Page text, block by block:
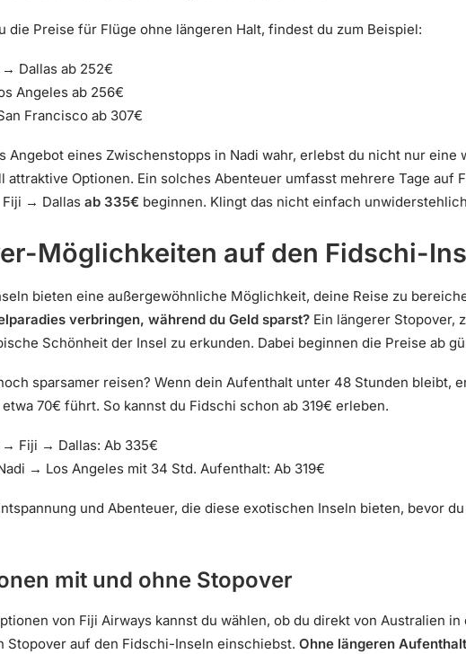
die Preise für Flüge ohne längeren Halt, findest du zum Beispiel:
Dallas ab 252€
Angeles ab 256€
Francisco ab 307€
Angebot eines Zwischenstopps in Nadi wahr, erlebst du nicht nur eine
attraktive Optionen. Ein solches Abenteuer umfasst mehrere Tage auf
→ Dallas ab 335€ beginnen. Klingt das nicht einfach
Möglichkeiten auf den Fidschi-
bieten eine außergewöhnliche Möglichkeit, deine Reise zu
verbringen, während du Geld sparst? Ein längerer Stopover,
Schönheit der Insel zu erkunden. Dabei beginnen die Preise ab
sparsamer reisen? Wenn dein Aufenthalt unter 48 Stunden bleibt,
70€ führt. So kannst du Fidschi schon ab 319€ erleben.
Fiji → Dallas: Ab 335€
→ Los Angeles mit 34 Std. Aufenthalt: Ab 319€
und Abenteuer, die diese exotischen Inseln bieten, bevor
mit und ohne Stopover
von Fiji Airways kannst du wählen, ob du direkt von Australien
Stopover auf den Fidschi-Inseln einschiebst. Ohne längeren Aufenthalt